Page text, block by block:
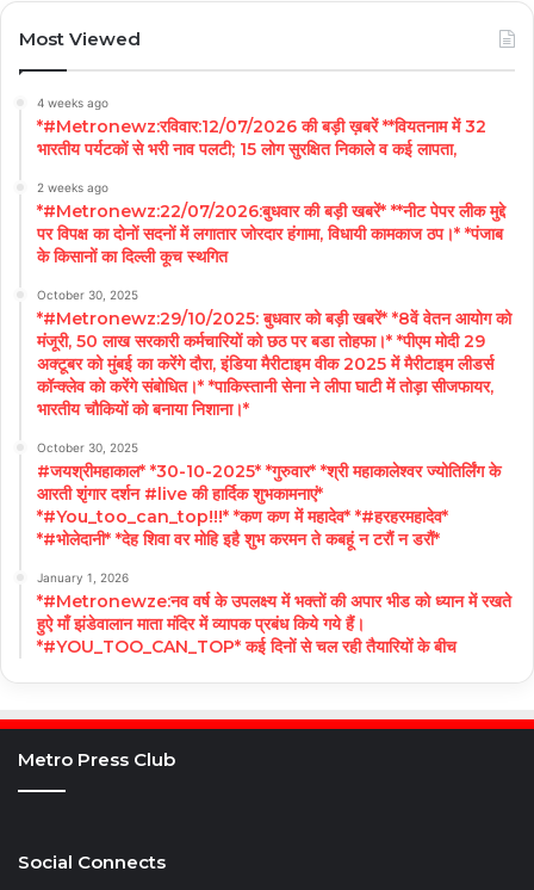
Most Viewed
4 weeks ago
*#Metronewz:रविवार:12/07/2026 की बड़ी ख़बरें **वियतनाम में 32
भारतीय पर्यटकों से भरी नाव पलटी; 15 लोग सुरक्षित निकाले व कई लापता,
2 weeks ago
*#Metronewz:22/07/2026:बुधवार की बड़ी खबरें* **नीट पेपर लीक मुद्दे
पर विपक्ष का दोनों सदनों में लगातार जोरदार हंगामा, विधायी कामकाज ठप।* *पंजाब
के किसानों का दिल्ली कूच स्थगित
October 30, 2025
*#Metronewz:29/10/2025: बुधवार को बड़ी खबरें* *8वें वेतन आयोग को
मंजूरी, 50 लाख सरकारी कर्मचारियों को छठ पर बडा तोहफा।* *पीएम मोदी 29
अक्टूबर को मुंबई का करेंगे दौरा, इंडिया मैरीटाइम वीक 2025 में मैरीटाइम लीडर्स
कॉन्क्लेव को करेंगे संबोधित।* *पाकिस्तानी सेना ने लीपा घाटी में तोड़ा सीजफायर,
भारतीय चौकियों को बनाया निशाना।*
October 30, 2025
#जयश्रीमहाकाल* *30-10-2025* *गुरुवार* *श्री महाकालेश्वर ज्योतिर्लिंग के
आरती शृंगार दर्शन #live की हार्दिक शुभकामनाएं*
*#You_too_can_top!!!* *कण कण में महादेव* *#हरहरमहादेव*
*#भोलेदानी* *देह शिवा वर मोहि इहै शुभ करमन ते कबहूं न टरौं न डरौं*
January 1, 2026
*#Metronewze:नव वर्ष के उपलक्ष्य में भक्तों की अपार भीड को ध्यान में रखते
हुऐ माँ झंडेवालान माता मंदिर में व्यापक प्रबंध किये गये हैं।
*#YOU_TOO_CAN_TOP* कई दिनों से चल रही तैयारियों के बीच
Metro Press Club
Social Connects